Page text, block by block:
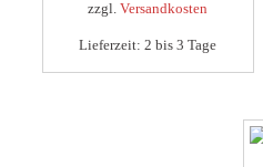
zzgl.Versandkosten
Lieferzeit:2 bis 3 Tage